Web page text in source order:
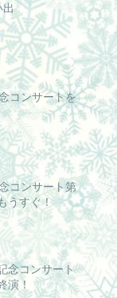
出
コンサートを
コンサート第
うすぐ！
念コンサート～
演！